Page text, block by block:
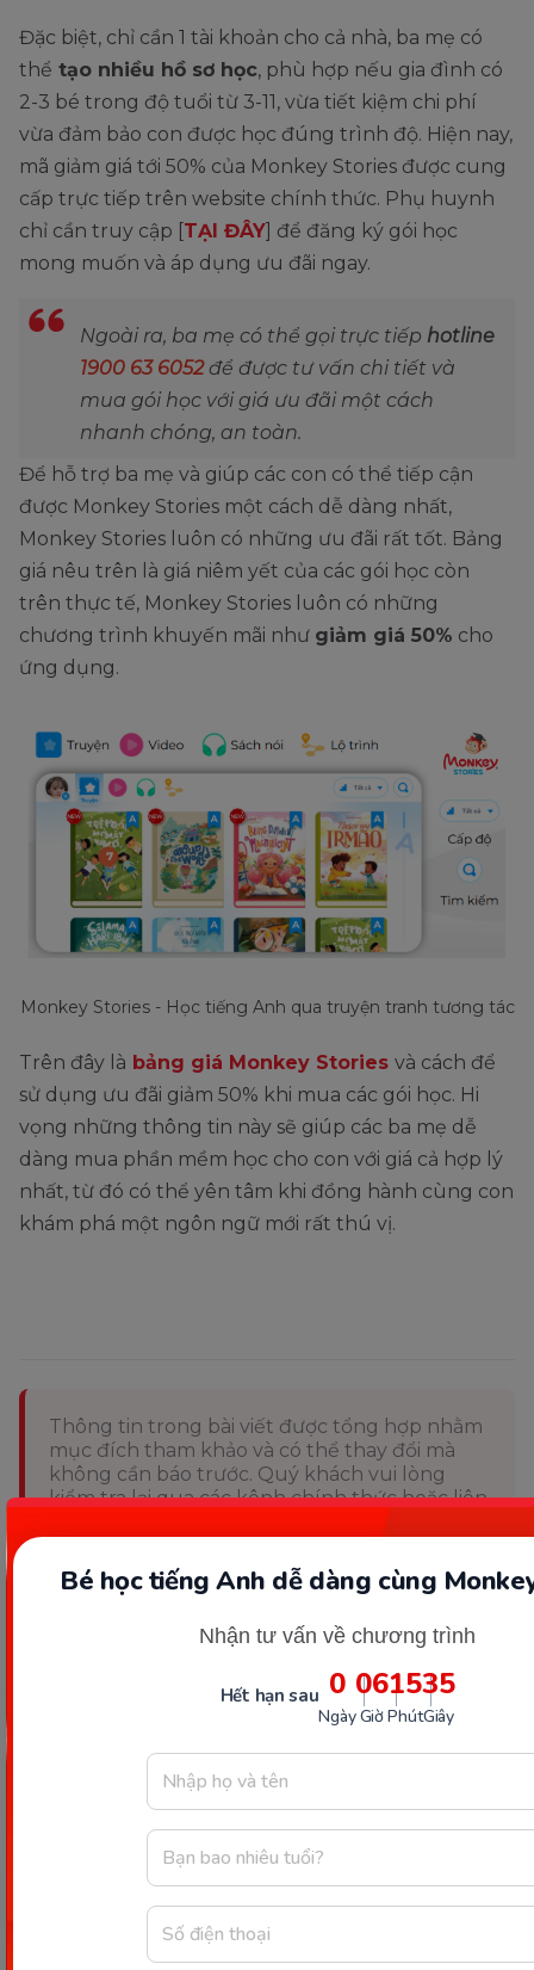
Bé học tiếng Anh dễ dàng cùng
Nhận tư vấn về chương trình
Hết hạn sau 0
Ngày
06
Giờ
15
Phút
34
Giây
Đặc biệt, chỉ cần 1 tài khoản cho cả nhà, ba mẹ có
thể tạo nhiều hồ sơ học, phù hợp nếu gia đình có
2-3 bé trong độ tuổi từ 3-11, vừa tiết kiệm chi phí
vừa đảm bảo con được học đúng trình độ. Hiện nay,
mã giảm giá tới 50% của Monkey Stories được cung
cấp trực tiếp trên website chính thức. Phụ huynh
chỉ cần truy cập [TẠI ĐÂY] để đăng ký gói học
mong muốn và áp dụng ưu đãi ngay.
Ngoài ra, ba mẹ có thể gọi trực tiếp hotline
1900 63 6052để được tư vấn chi tiết và
mua gói học với giá ưu đãi một cách
nhanh chóng, an toàn.
Để hỗ trợ ba mẹ và giúp các con có thể tiếp cận
được Monkey Stories một cách dễ dàng nhất,
Monkey Stories luôn có những ưu đãi rất tốt. Bảng
giá nêu trên là giá niêm yết của các gói học còn
trên thực tế, Monkey Stories luôn có những
chương trình khuyến mãi như giảm giá 50% cho
ứng dụng.
Monkey Stories - Học tiếng Anh qua truyện tranh tương tác
Trên đây là bảng giá Monkey Stories và cách để
sử dụng ưu đãi giảm 50% khi mua các gói học. Hi
vọng những thông tin này sẽ giúp các ba mẹ dễ
dàng mua phần mềm học cho con với giá cả hợp lý
nhất, từ đó có thể yên tâm khi đồng hành cùng con
khám phá một ngôn ngữ mới rất thú vị.
Thông tin trong bài viết được tổng hợp nhằm
mục đích tham khảo và có thể thay đổi mà
không cần báo trước. Quý khách vui lòng
kiểm tra lại qua các kênh chính thức hoặc liên